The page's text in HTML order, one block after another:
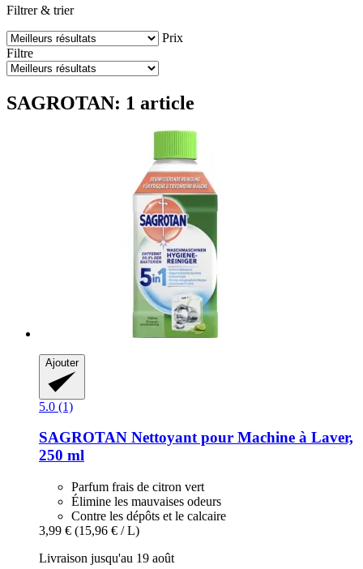
Filtrer & trier
Prix
Filtre
SAGROTAN: 1 article
Ajouter
5.0 (1)
SAGROTAN Nettoyant pour Machine à Laver,
250 ml
Parfum frais de citron vert
Élimine les mauvaises odeurs
Contre les dépôts et le calcaire
3,99 € (15,96 € / L)
Livraison jusqu'au 19 août